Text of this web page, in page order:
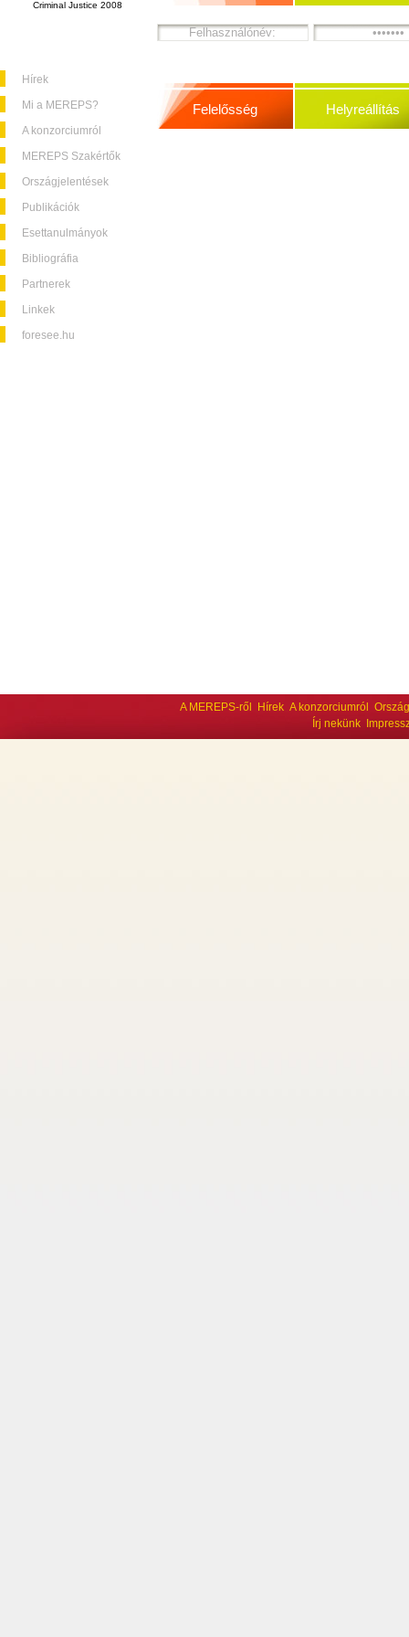
Criminal Justice 2008
Hírek
Mi a MEREPS?
A konzorciumról
MEREPS Szakértők
Országjelentések
Publikációk
Esettanulmányok
Bibliográfia
Partnerek
Linkek
foresee.hu
Felelősség Helyreállítás
A MEREPS-ről Hírek A konzorciumról
Írj nekünk